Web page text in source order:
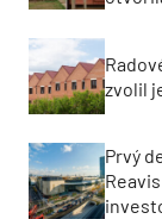
zvolil
Prvý